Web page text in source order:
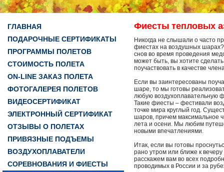
ГЛАВНАЯ
ПОДАРОЧНЫЕ СЕРТИФИКАТЫ
ПРОГРАММЫ ПОЛЕТОВ
СТОИМОСТЬ ПОЛЕТА
ON-LINE ЗАКАЗ ПОЛЕТА
ФОТОГАЛЕРЕЯ ПОЛЕТОВ
ВИДЕОСЕРТИФИКАТ
ЭЛЕКТРОННЫЙ СЕРТИФИКАТ
ОТЗЫВЫ О ПОЛЕТАХ
ПРИВЯЗНЫЕ ПОДЪЕМЫ
ВОЗДУХОПЛАВАТЕЛИ
СОРЕВНОВАНИЯ И ФИЕСТЫ
Фиесты тепловых
Никогда не слышали о часто
фиестах на воздушных
снов во время проведения
может быть, вы хотите
поучаствовать в качестве
Если вы заинтересованы
шаре, то мы готовы
любую воздухоплавательную
Такие фиесты – фестивали
точке мира круглый год.
шаров, причем максимальное
лета и осени. Мы любим
новыми впечатлениями.
Итак, если вы готовы
рано утром или ближе к
расскажем вам во всех
проводимых в России и за